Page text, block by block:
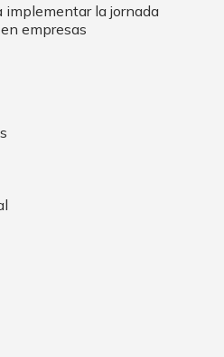
implementar la jornada
empresas